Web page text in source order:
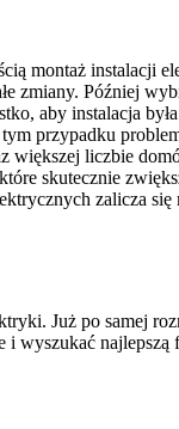
montaż instalacji
Później
aby instalacja
przypadku
liczbie
skutecznie
zalicza
Już po samej
i wyszukać najlepszą